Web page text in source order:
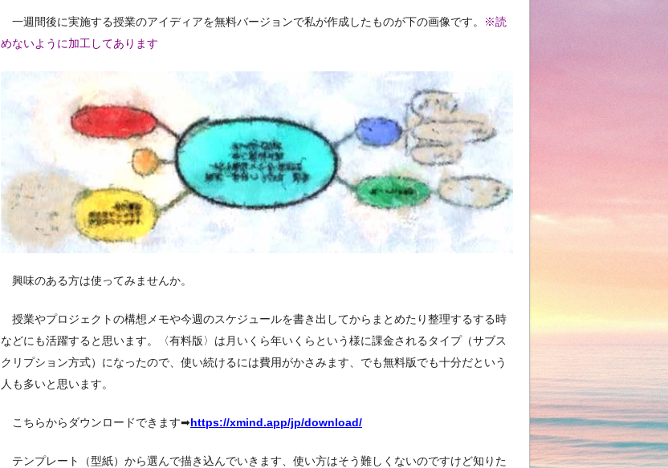
一週間後に実施する授業のアイディアを無料バージョンで私が作成したものが下の画像です。
※読
めないように加工してあります
興味のある方は使ってみませんか。
授業やプロジェクトの構想メモや今週のスケジュールを書き出してからまとめたり整理するする時
などにも活躍すると思います。〈有料版〉は月いくら年いくらという様に課金されるタイプ（サブス
クリプション方式）になったので、使い続けるには費用がかさみます、でも無料版でも十分だという
人も多いと思います。
こちらからダウンロードできます➡︎https://xmind.app/jp/download/
テンプレート（型紙）から選んで描き込んでいきます、使い方はそう難しくないのですけど知りた